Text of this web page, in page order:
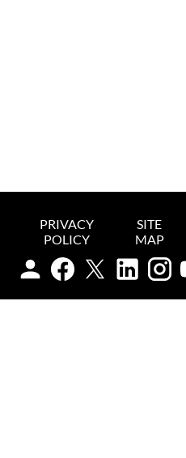
PRIVACY
POLICY
SITE
MAP